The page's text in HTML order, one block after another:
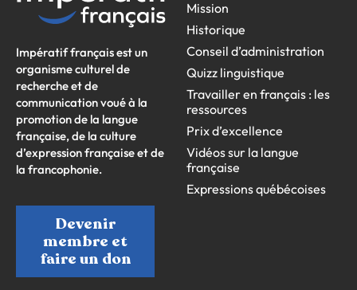
Impératif français est un
organisme culturel de
recherche et de
communication voué à la
promotion de la langue
française, de la culture
d’expression française et de
la francophonie.
Devenir
membre et
faire un don
Mission
Historique
Conseil d’administration
Quizz linguistique
Travailler en français : les
ressources
Prix d’excellence
Vidéos sur la langue
française
Expressions québécoises